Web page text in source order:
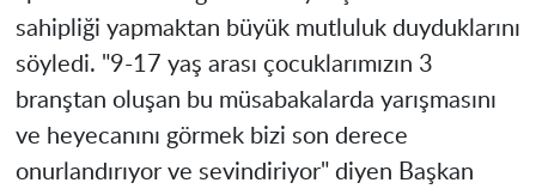
sahipliği yapmaktan büyük mutluluk duyduklarını
söyledi. "9-17 yaş arası çocuklarımızın 3
branştan oluşan bu müsabakalarda yarışmasını
ve heyecanını görmek bizi son derece
onurlandırıyor ve sevindiriyor" diyen Başkan